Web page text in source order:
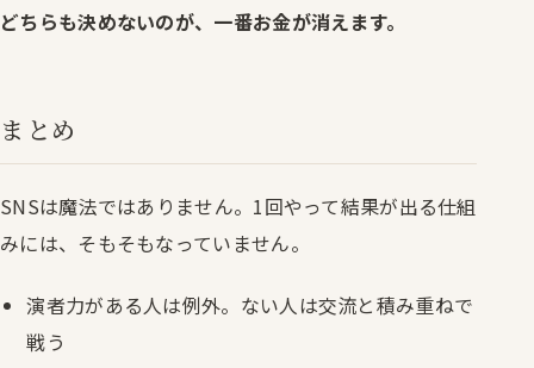
どちらも決めないのが、一番お金が消えます。
まとめ
SNSは魔法ではありません。1回やって結果が出る仕組
みには、そもそもなっていません。
演者力がある人は例外。ない人は交流と積み重ねで
戦う